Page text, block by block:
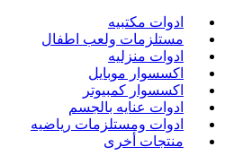
ادوات مكتبيه
مستلزمات ولعب اطفال
ادوات منزليه
اكسسوار موبايل
اكسسوار كمبيوتر
ادوات عنايه بالجسم
ادوات ومستلزمات رياضيه
منتجات أخرى